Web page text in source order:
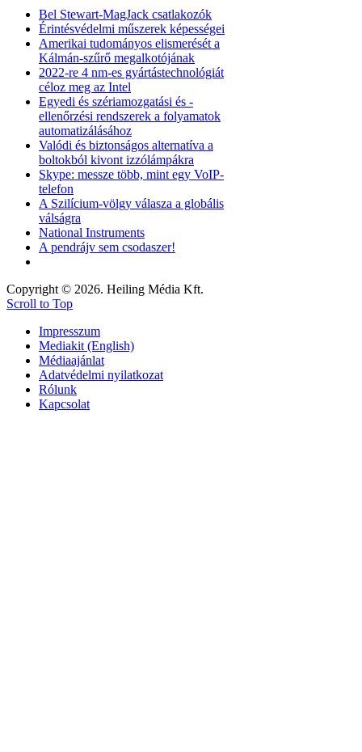
Bel Stewart-MagJack csatlakozók
Érintésvédelmi műszerek képességei
Amerikai tudományos elismerését a
Kálmán-szűrő megalkotójának
2022-re 4 nm-es gyártástechnológiát
céloz meg az Intel
Egyedi és szériamozgatási és -
ellenőrzési rendszerek a folyamatok
automatizálásához
Valódi és biztonságos alternatíva a
boltokból kivont izzólámpákra
Skype: messze több, mint egy VoIP-
telefon
A Szilícium-völgy válasza a globális
válságra
National Instruments
A pendrájv sem csodaszer!
Copyright © 2026. Heiling Média Kft.
Scroll to Top
Impresszum
Mediakit (English)
Médiaajánlat
Adatvédelmi nyilatkozat
Rólunk
Kapcsolat